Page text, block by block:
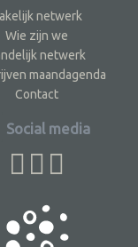
netwerk
Wie zijn we
netwerk
maandagenda
Contact
Social media